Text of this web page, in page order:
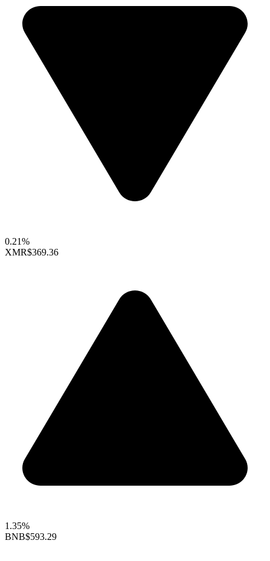
0.21%
XMR$369.36
1.35%
BNB$593.29